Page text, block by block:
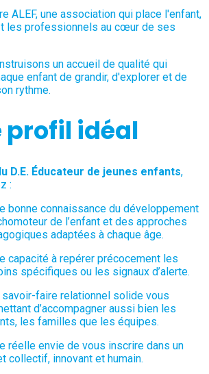
ALEF, une association qui place l'enfant,
les professionnels au cœur de ses
un accueil de qualité qui
enfant de grandir, d'explorer et de
rythme.
profil idéal
D.E. Éducateur de jeunes enfants,
:
bonne connaissance du développement
de l’enfant et des approches
adaptées à chaque âge.
capacité à repérer précocement les
spécifiques ou les signaux d’alerte.
savoir-faire relationnel solide vous
d’accompagner aussi bien les
les familles que les équipes.
réelle envie de vous inscrire dans un
collectif, innovant et humain.